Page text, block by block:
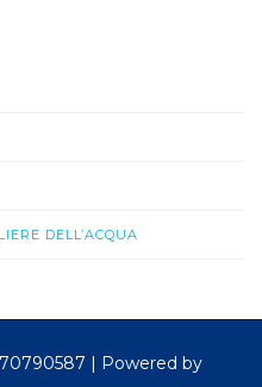
DELL’ACQUA
| Powered by